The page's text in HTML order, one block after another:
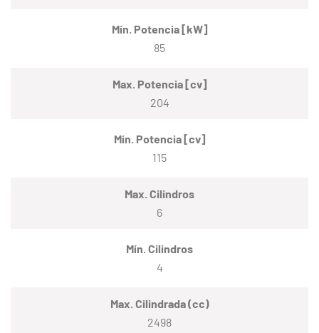
Mín. Potencia [kW]
85
Max. Potencia [cv]
204
Mín. Potencia [cv]
115
Max. Cilindros
6
Mín. Cilindros
4
Max. Cilindrada (cc)
2498